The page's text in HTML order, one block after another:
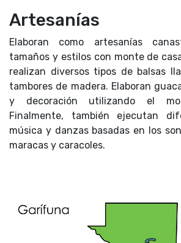
Artesanías
Elaboran como artesanías
tamaños y estilos con monte de
realizan diversos tipos de balsas
tambores de madera. Elaboran
y decoración utilizando el
Finalmente, también ejecutan
música y danzas basadas en los
maracas y caracoles.